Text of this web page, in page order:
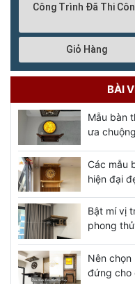
Công Trình Đã Thi
Giỏ Hàng
BÀI
Mẫu bàn
ưa
Các mẫu
hiện đại
Bật mí vị
phong
Nên
đứng cho